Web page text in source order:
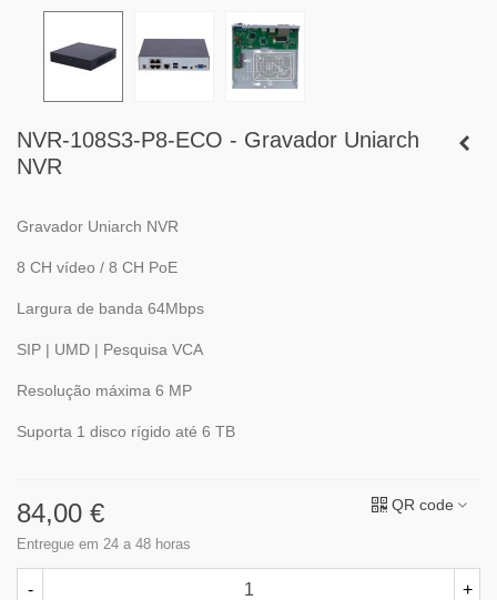
NVR-108S3-P8-ECO - Gravador Uniarch
NVR
Gravador Uniarch NVR
8 CH vídeo / 8 CH PoE
Largura de banda 64Mbps
SIP | UMD | Pesquisa VCA
Resolução máxima 6 MP
Suporta 1 disco rígido até 6 TB
84,00 €
Entregue em 24 a 48 horas
QR code
- +